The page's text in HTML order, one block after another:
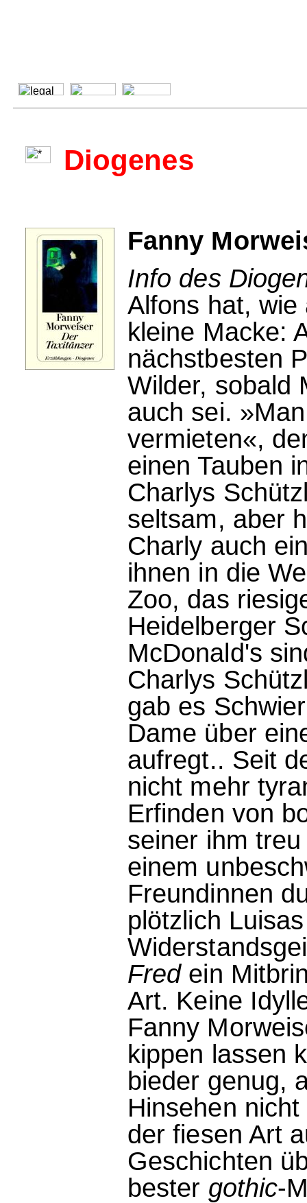
Diogenes
Fanny
Info des
Alfons hat,
kleine Macke:
nächstbesten
Wilder, sobald
auch sei.
vermieten«,
einen Tauben
Charlys
seltsam, aber
Charly auch
ihnen in die
Zoo, das
Heidelberger
McDonald's
Charlys
gab es
Dame über
aufregt.. Seit
nicht mehr
Erfinden von
seiner ihm
einem
Freundinnen
plötzlich
Fredein
Art. Keine
Fanny
kippen lassen
bieder genug,
Hinsehen
der fiesen Art
Geschichten
bester gothic-